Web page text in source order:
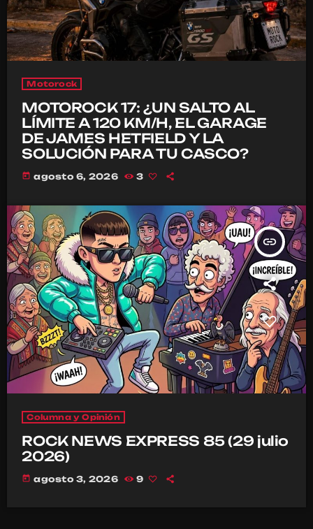
Motorock
MOTOROCK 17: ¿UN SALTO AL
LÍMITE A 120 KM/H, EL GARAGE
DE JAMES HETFIELD Y LA
SOLUCIÓN PARA TU CASCO?
today agosto 6, 2026 3
insert_link
Columna y Opinión
ROCK NEWS EXPRESS 85 (29 julio
2026)
today agosto 3, 2026 9